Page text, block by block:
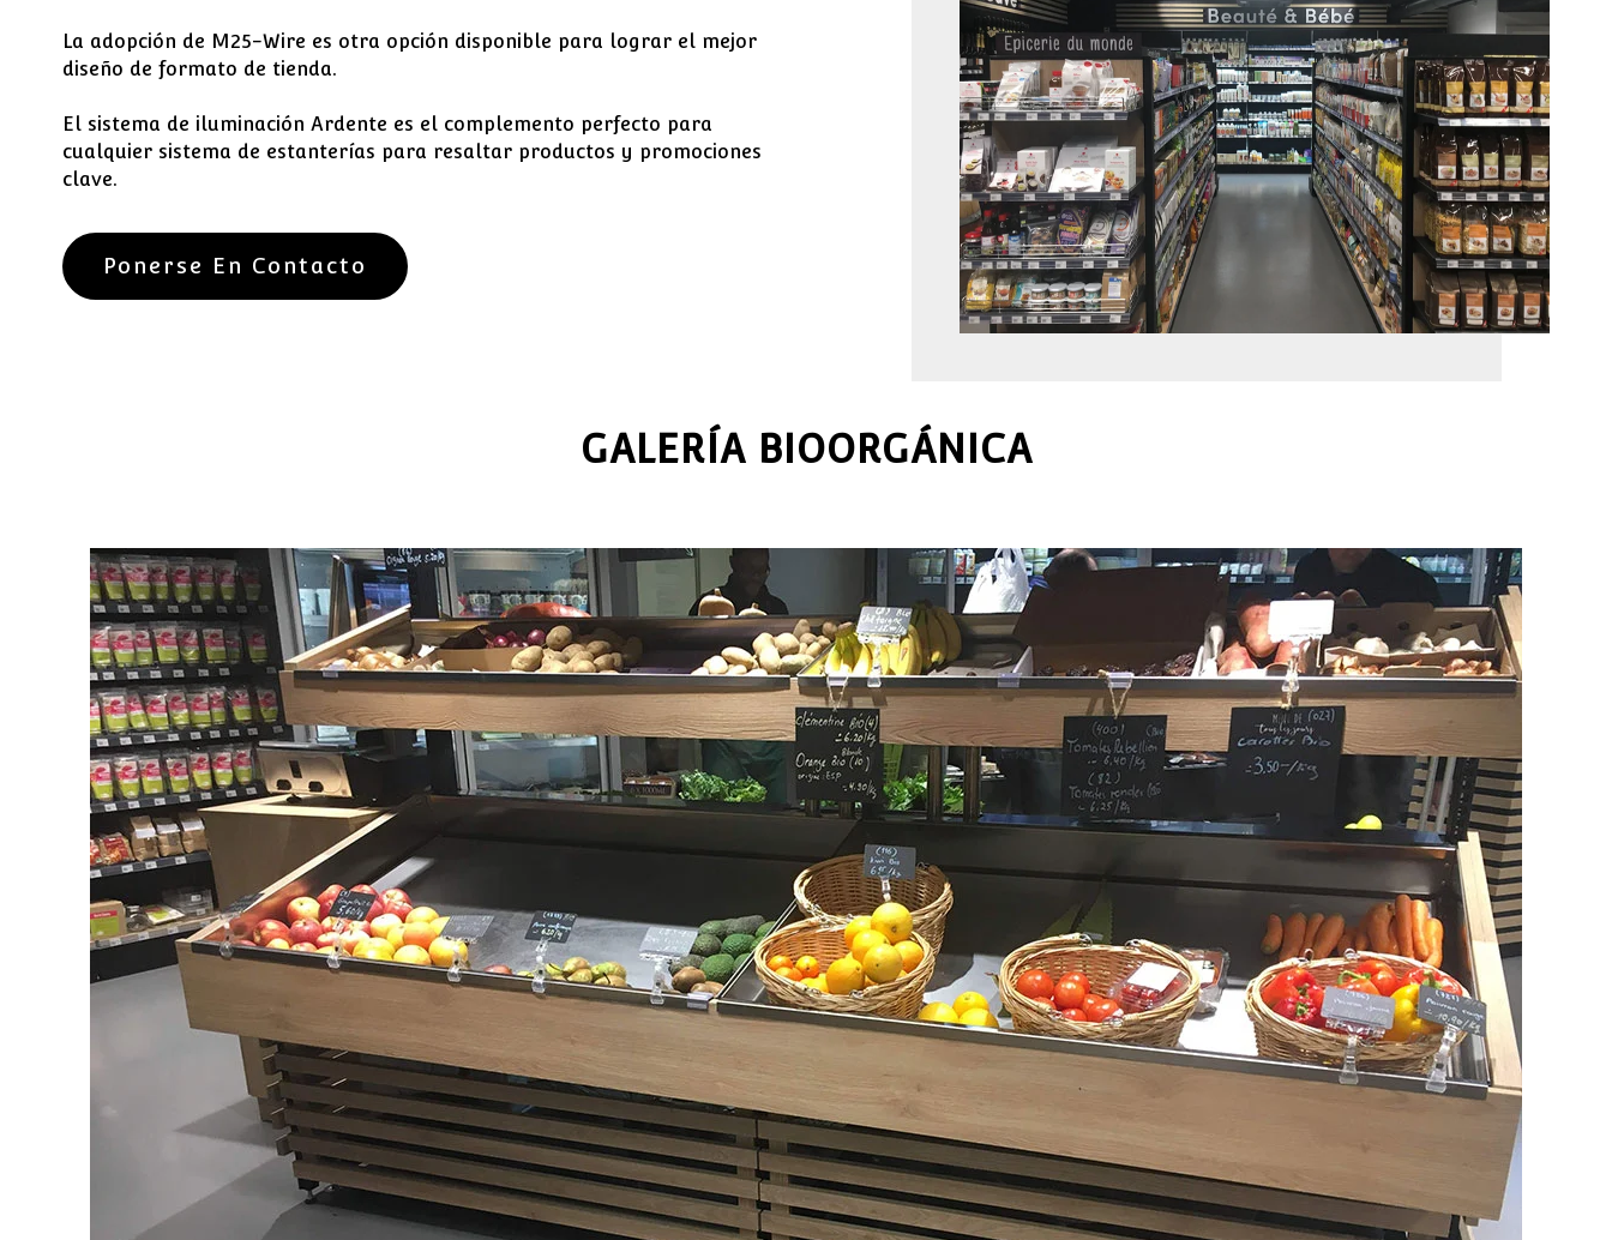
La adopción de M25-Wire es otra opción disponible para lograr el mejor
diseño de formato de tienda.
El sistema de iluminación Ardente es el complemento perfecto para
cualquier sistema de estanterías para resaltar productos y promociones
clave.
Ponerse En Contacto
GALERÍA BIOORGÁNICA